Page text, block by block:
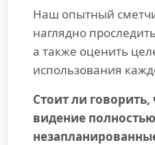
Наш опытный
наглядно
а также оценить
использования
Стоит ли
видение